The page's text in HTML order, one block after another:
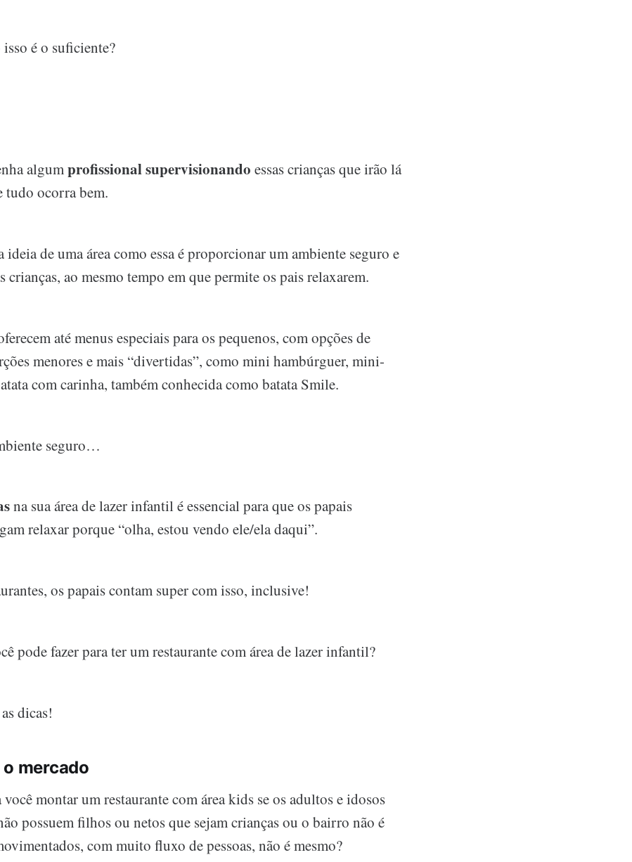
é o suficiente?
algumprofissional supervisionando essas crianças que irão lá
tudo ocorra bem.
ideia de uma área como essa é proporcionar um ambiente seguro e
crianças, ao mesmo tempo em que permite os pais relaxarem.
até menus especiais para os pequenos, com opções de
menores e mais “divertidas”, como mini hambúrguer, mini-
com carinha, também conhecida como batata Smile.
seguro…
na sua área de lazer infantil é essencial para que os papais
relaxar porque “olha, estou vendo ele/ela daqui”.
os papais contam super com isso, inclusive!
pode fazer para ter um restaurante com área de lazer infantil?
dicas!
mercado
montar um restaurante com área kids se os adultos e idosos
possuem filhos ou netos que sejam crianças ou o bairro não é
com muito fluxo de pessoas, não é mesmo?